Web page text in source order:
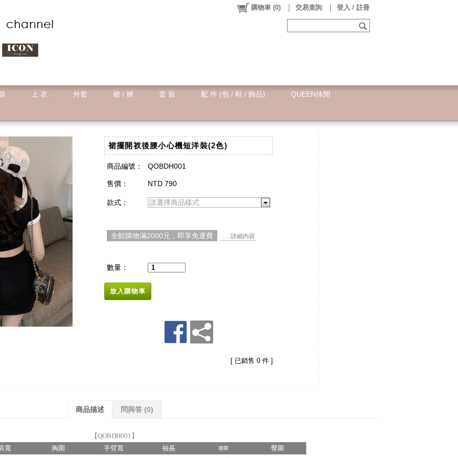
購物車 (0) 交易查詢 登入 / 註冊
上 衣 外套 裙 / 褲 套 裝 配 件 (包 / 鞋 / 飾品) QUEEN休閒
裙擺開衩後腰小心機短洋裝(2色)
商品編號： QOBDH001
售價： NTD 790
款式： 請選擇商品樣式
全館購物滿2000元，即享免運費 . . . 詳細內容
數量：
放入購物車
[ 已銷售 0 件 ]
商品描述 問與答 (0)